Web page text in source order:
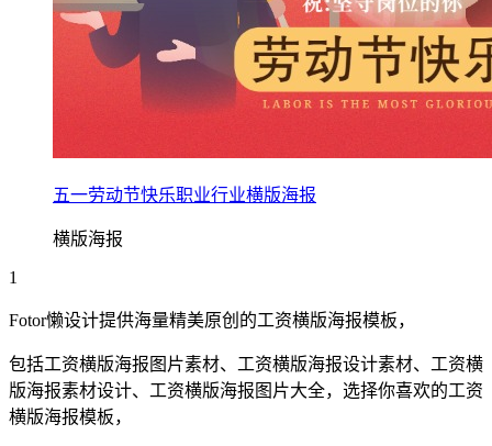
五一劳动节快乐职业行业横版海报
横版海报
1
Fotor懒设计提供海量精美原创的工资横版海报模板，
包括工资横版海报 图片素材、 工资横版海报设计素材、 工资横
版海报素材设计、 工资横版海报 图片大全，选择你喜欢的工资
横版海报模板，